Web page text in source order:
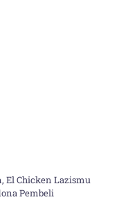
El Chicken Lazismu
Pembeli